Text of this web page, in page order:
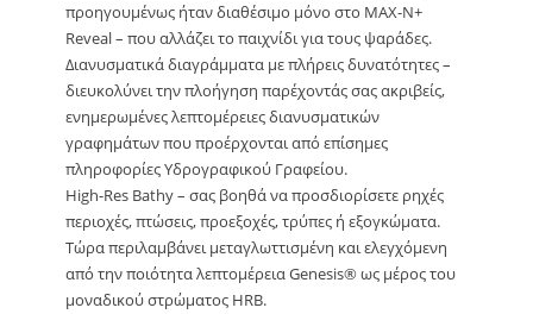
προηγουμένως ήταν διαθέσιμο μόνο στο MAX-N+
Reveal – που αλλάζει το παιχνίδι για τους ψαράδες.
Διανυσματικά διαγράμματα με πλήρεις δυνατότητες –
διευκολύνει την πλοήγηση παρέχοντάς σας ακριβείς,
ενημερωμένες λεπτομέρειες διανυσματικών
γραφημάτων που προέρχονται από επίσημες
πληροφορίες Υδρογραφικού Γραφείου.
High-Res Bathy – σας βοηθά να προσδιορίσετε ρηχές
περιοχές, πτώσεις, προεξοχές, τρύπες ή εξογκώματα.
Τώρα περιλαμβάνει μεταγλωττισμένη και ελεγχόμενη
από την ποιότητα λεπτομέρεια Genesis® ως μέρος του
μοναδικού στρώματος HRB.